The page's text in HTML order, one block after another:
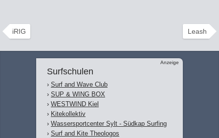
iRIG Leash
Anzeige
Surfschulen
› Surf and Wave Club
› SUP & WING BOX
› WESTWIND Kiel
› Kitekollektiv
› Wassersportcenter Sylt - Südkap Surfing
› Surf and Kite Theologos